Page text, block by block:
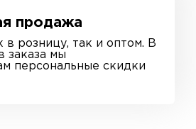
продажа
розницу, так и оптом. В
заказа мы
персональные скидки